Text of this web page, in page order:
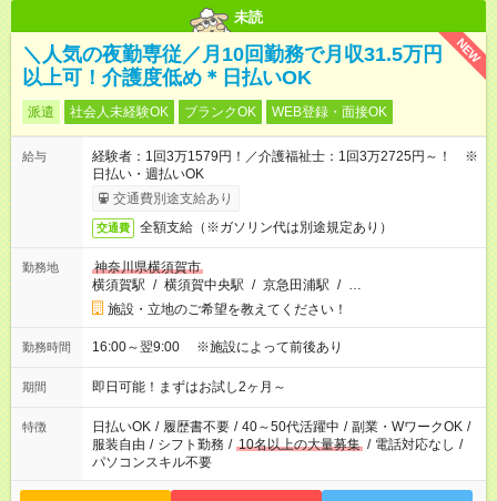
未読
NEW
＼人気の夜勤専従／月10回勤務で月収31.5万円
以上可！介護度低め＊日払いOK
派遣 社会人未経験OK ブランクOK WEB登録・面接OK
給与
経験者：1回3万1579円！／介護福祉士：1回3万2725円～！ ※
日払い・週払いOK
交通費別途支給あり
交通費 全額支給（※ガソリン代は別途規定あり）
勤務地
神奈川県横須賀市
横須賀駅 / 横須賀中央駅 / 京急田浦駅 / …
施設・立地のご希望を教えてください！
勤務時間 16:00～翌9:00 ※施設によって前後あり
期間 即日可能！まずはお試し2ヶ月～
特徴 日払いOK / 履歴書不要 / 40～50代活躍中 / 副業・WワークOK /
服装自由 / シフト勤務 / 10名以上の大量募集 / 電話対応なし /
パソコンスキル不要